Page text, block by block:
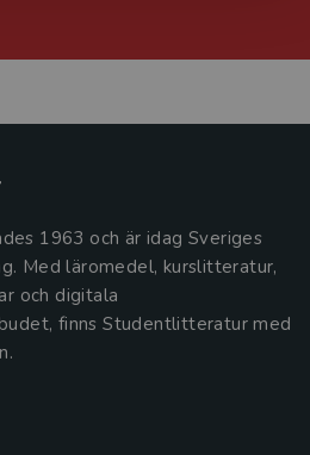
1963 och är idag Sveriges
Med läromedel, kurslitteratur,
och digitala
finns Studentlitteratur med